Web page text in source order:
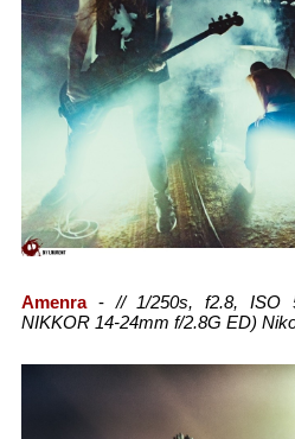
Amenra-// 1/250s, f2.8, ISO
NIKKOR 14-24mm f/2.8G ED)